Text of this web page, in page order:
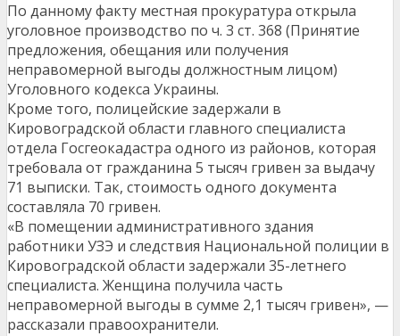
По данному факту местная прокуратура открыла
уголовное производство по ч. 3 ст. 368 (Принятие
предложения, обещания или получения
неправомерной выгоды должностным лицом)
Уголовного кодекса Украины.
Кроме того, полицейские задержали в
Кировоградской области главного специалиста
отдела Госгеокадастра одного из районов, которая
требовала от гражданина 5 тысяч гривен за выдачу
71 выписки. Так, стоимость одного документа
составляла 70 гривен.
«В помещении административного здания
работники УЗЭ и следствия Национальной полиции в
Кировоградской области задержали 35-летнего
специалиста. Женщина получила часть
неправомерной выгоды в сумме 2,1 тысяч гривен», —
рассказали правоохранители.